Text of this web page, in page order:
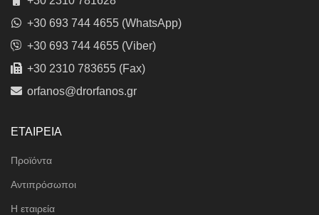
+30 693 744 4655 (WhatsApp)
+30 693 744 4655 (Viber)
+30 2310 783655 (Fax)
orfanos@drorfanos.gr
ΕΤΑΙΡΕΙΑ
Προϊόντα
Αντιπρόσωποι
Η εταιρεία